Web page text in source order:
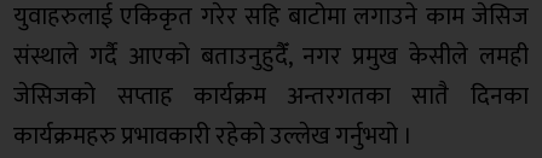
युवाहरुलाई एकिकृत गरेर सहि बाटोमा लगाउने काम जेसिज
संस्थाले गर्दै आएको बताउनुहुदैँ, नगर प्रमुख केसीले लमही
जेसिजको सप्ताह कार्यक्रम अन्तरगतका सातै दिनका
कार्यक्रमहरु प्रभावकारी रहेको उल्लेख गर्नुभयो ।